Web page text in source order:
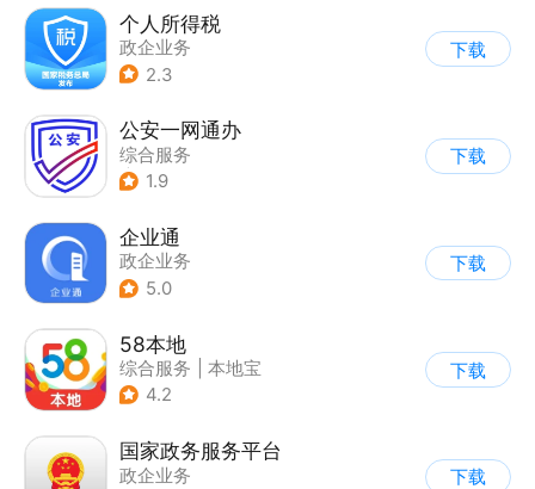
个人所得税
政企业务
2.3
下载
公安一网通办
综合服务
| 业务咨询办理
1.9
下载
企业通
政企业务
5.0
下载
58本地
综合服务
本地宝
4.2
下载
国家政务服务平台
政企业务
下载